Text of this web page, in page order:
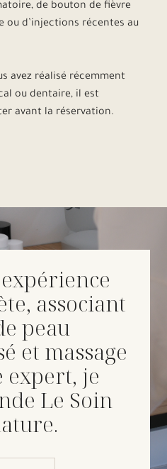
de bouton de fièvre
d’injections récentes au
avez réalisé récemment
ou dentaire, il est
avant la réservation.
associant
peau
et massage
expert, je
Le Soin